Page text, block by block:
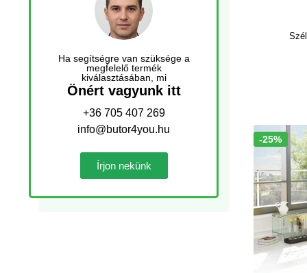
Akció!
-25%
Ha segítségre van szüksége a
megfelelő termék
kiválasztásában, mi
Önért vagyunk itt
+36 705 407 269
info@butor4you.hu
Írjon nekünk